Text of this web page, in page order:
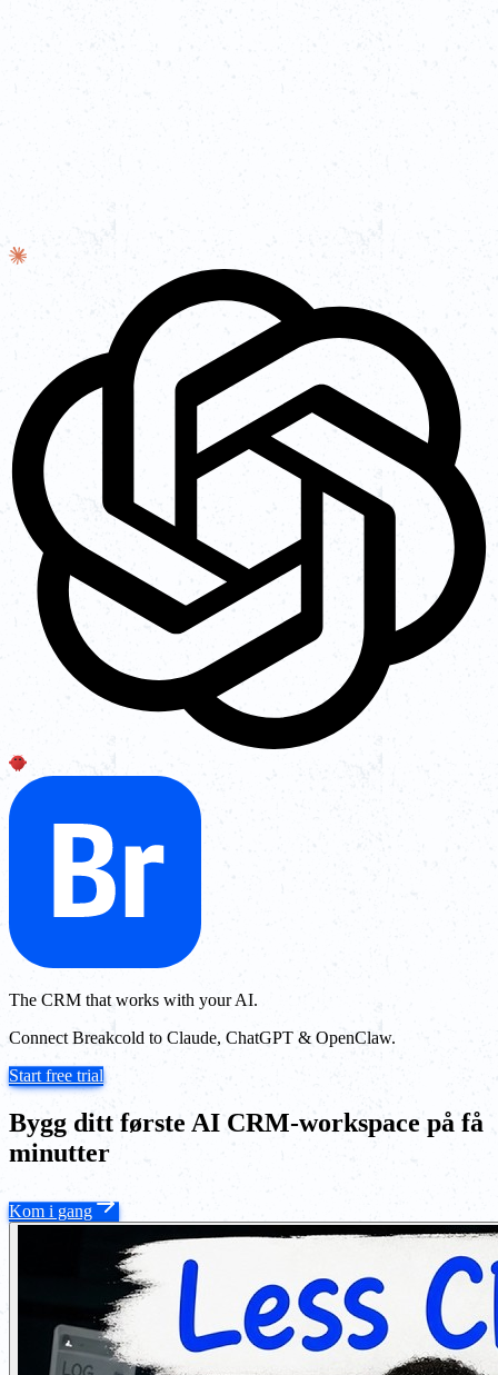
The CRM that works with your AI.
Connect Breakcold to Claude, ChatGPT & OpenClaw.
Start free trial
Bygg ditt første AI CRM-workspace på få
minutter
Kom i gang